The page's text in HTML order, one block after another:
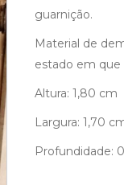
guarnição.
Material de
estado em que
Altura: 1,80 cm
Largura: 1,70
Profundidade: